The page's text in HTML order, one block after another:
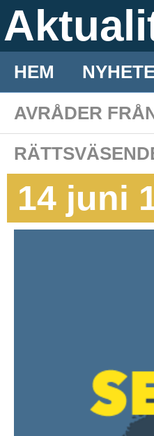
HEM
AVRÅDER
14 juni